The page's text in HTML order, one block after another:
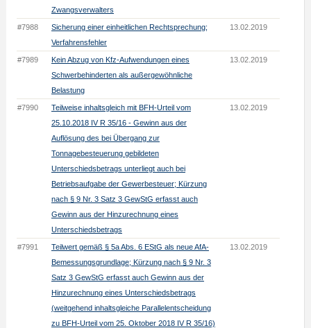
Zwangsverwalters
#7988
Sicherung einer einheitlichen Rechtsprechung;
Verfahrensfehler
13.02.2019
#7989
Kein Abzug von Kfz-Aufwendungen eines
Schwerbehinderten als außergewöhnliche
Belastung
13.02.2019
#7990
Teilweise inhaltsgleich mit BFH-Urteil vom
25.10.2018 IV R 35/16 - Gewinn aus der
Auflösung des bei Übergang zur
Tonnagebesteuerung gebildeten
Unterschiedsbetrags unterliegt auch bei
Betriebsaufgabe der Gewerbesteuer; Kürzung
nach § 9 Nr. 3 Satz 3 GewStG erfasst auch
Gewinn aus der Hinzurechnung eines
Unterschiedsbetrags
13.02.2019
#7991
Teilwert gemäß § 5a Abs. 6 EStG als neue AfA-
Bemessungsgrundlage; Kürzung nach § 9 Nr. 3
Satz 3 GewStG erfasst auch Gewinn aus der
Hinzurechnung eines Unterschiedsbetrags
(weitgehend inhaltsgleiche Parallelentscheidung
zu BFH-Urteil vom 25. Oktober 2018 IV R 35/16)
13.02.2019